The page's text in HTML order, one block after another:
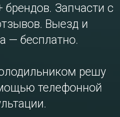
Запчасти с
Выезд и
— бесплатно.
решу
телефонной